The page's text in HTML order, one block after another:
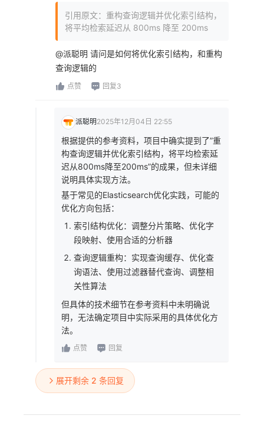
引用原文：重构查询逻辑并优化索引结构，
将平均检索延迟从 800ms 降至 200ms
@派聪明 请问是如何将优化索引结构，和重构
查询逻辑的
点赞 回复3
派聪明2025年12月04日 22:55
根据提供的参考资料，项目中确实提到了”重
构查询逻辑并优化索引结构，将平均检索延
迟从800ms降至200ms”的成果，但未详细
说明具体实现方法。
基于常见的Elasticsearch优化实践，可能的
优化方向包括：
索引结构优化：调整分片策略、优化字
段映射、使用合适的分析器
查询逻辑重构：实现查询缓存、优化查
询语法、使用过滤器替代查询、调整相
关性算法
但具体的技术细节在参考资料中未明确说
明，无法确定项目中实际采用的具体优化方
法。
点赞 回复
展开剩余 2 条回复